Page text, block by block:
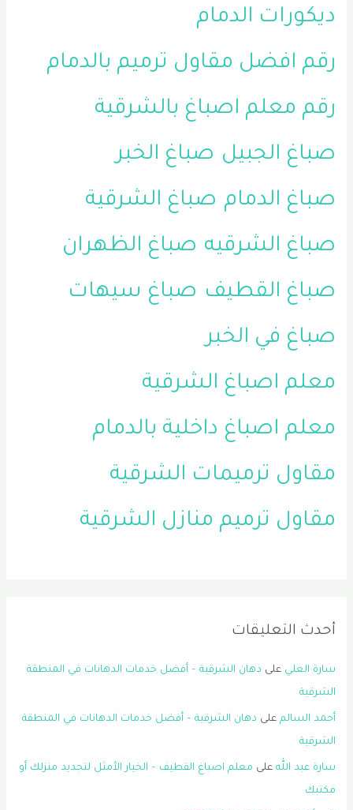
ديكورات الدمام
رقم افضل مقاول ترميم بالدمام
رقم معلم اصباغ بالشرقية
صباغ الجبيل صباغ الخبر
صباغ الدمام صباغ الشرقية
صباغ الشرقيه صباغ الظهران
صباغ القطيف صباغ سيهات
صباغ في الخبر
معلم اصباغ الشرقية
معلم اصباغ داخلية بالدمام
مقاول ترميمات الشرقية
مقاول ترميم منازل الشرقية
أحدث التعليقات
سارة العلي على دهان الشرقية – أفضل خدمات الدهانات في المنطقة
الشرقية
أحمد السالم على دهان الشرقية – أفضل خدمات الدهانات في المنطقة
الشرقية
سارة عبد الله على معلم اصباغ القطيف – الخيار الأمثل لتجديد منزلك أو
مكتبك